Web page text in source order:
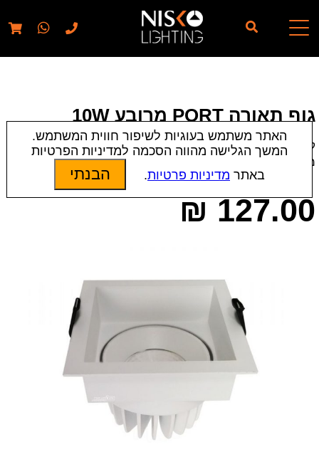
// elementor template for pages - should also ignore woo
pages!!
גוף תאורה PORT מרובע 10W
קטגוריות:שקועי תקרה
מק״ט:
010759
127.00
₪
האתר משתמש בעוגיות לשיפור חווית המשתמש.
המשך הגלישה מהווה הסכמה למדיניות הפרטיות
באתר מדיניות פרטיות. הבנתי